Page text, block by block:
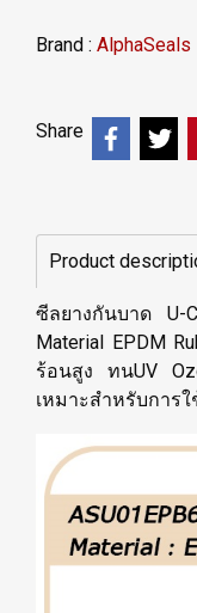
Brand : AlphaSeals
Share
Product
ซีลยางกันบาด U-
Material EPDM
ร้อนสูง ทนUV
เหมาะสำหรับการ